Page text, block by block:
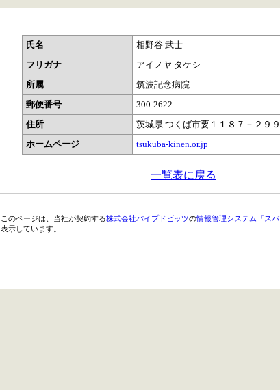
氏名
相野谷 武士
フリガナ
アイノヤ タケシ
所属
筑波記念病院
郵便番号
300-2622
住所
茨城県 つくば市要１１８７－２９９
ホームページ
tsukuba-kinen.or.jp
一覧表に戻る
このページは、当社が契約する株式会社パイプドビッツの情報管理システム「スパ
表示しています。